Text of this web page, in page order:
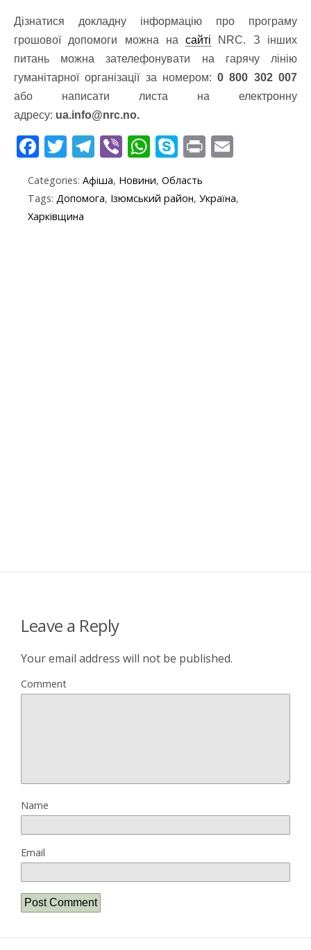
Дізнатися докладну інформацію про програму
грошової допомоги можна насайті NRC. З інших
питань можна зателефонувати на гарячу лінію
гуманітарної організації за номером:0 800 302 007
або написати листа на електронну
адресу: ua.info@nrc.no.
F
e
b
T
itt
er
T
e
gr
Vi
er
W
at
S
y
Pr
t ai
l
Categories: Афіша, Новини, Область
Tags: Допомога, Ізюмський район, Україна,
Харківщина
Leave a Reply
Your email address will not be published.
Comment
Name
Email